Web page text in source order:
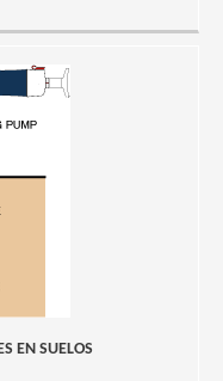
EN SUELOS